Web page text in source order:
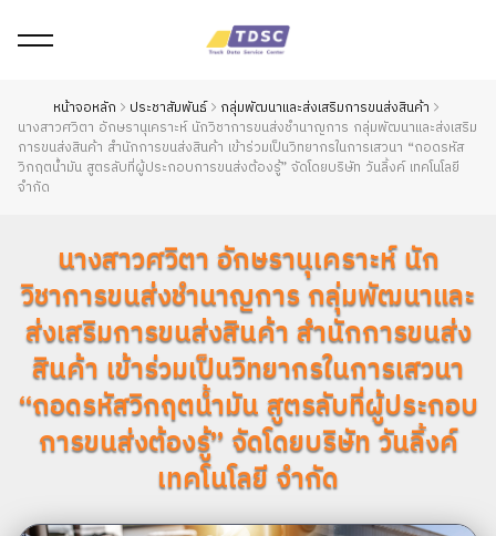
หน้าจอหลัก ประชาสัมพันธ์
กลุ่มพัฒนาและส่งเสริมการขนส่งสินค้า
นางสาวศวิตา อักษรานุเคราะห์ นักวิชาการขนส่งชำนาญการ กลุ่มพัฒนาและส่งเสริม
การขนส่งสินค้า สำนักการขนส่งสินค้า เข้าร่วมเป็นวิทยากรในการเสวนา “ถอดรหัส
วิกฤตน้ำมัน สูตรลับที่ผู้ประกอบการขนส่งต้องรู้” จัดโดยบริษัท วันลิ้งค์ เทคโนโลยี
จำกัด
นางสาวศวิตา อักษรานุเคราะห์ นัก
วิชาการขนส่งชำนาญการ กลุ่มพัฒนาและ
ส่งเสริมการขนส่งสินค้า สำนักการขนส่ง
สินค้า เข้าร่วมเป็นวิทยากรในการเสวนา
“ถอดรหัสวิกฤตน้ำมัน สูตรลับที่ผู้ประกอบ
การขนส่งต้องรู้” จัดโดยบริษัท วันลิ้งค์
เทคโนโลยี จำกัด